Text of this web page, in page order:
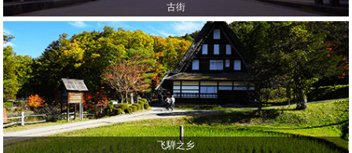
古街
飞騨之乡